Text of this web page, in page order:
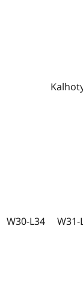
W30-L34 W31-